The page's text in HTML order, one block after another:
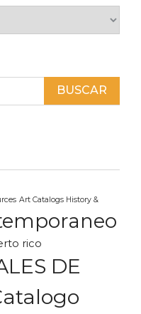
Art Catalogs History &
rico
DE